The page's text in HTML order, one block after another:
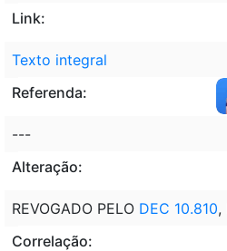
Link:
Texto integral
Referenda:
---
Alteração:
REVOGADO PELO DEC 10.810,
Correlação: